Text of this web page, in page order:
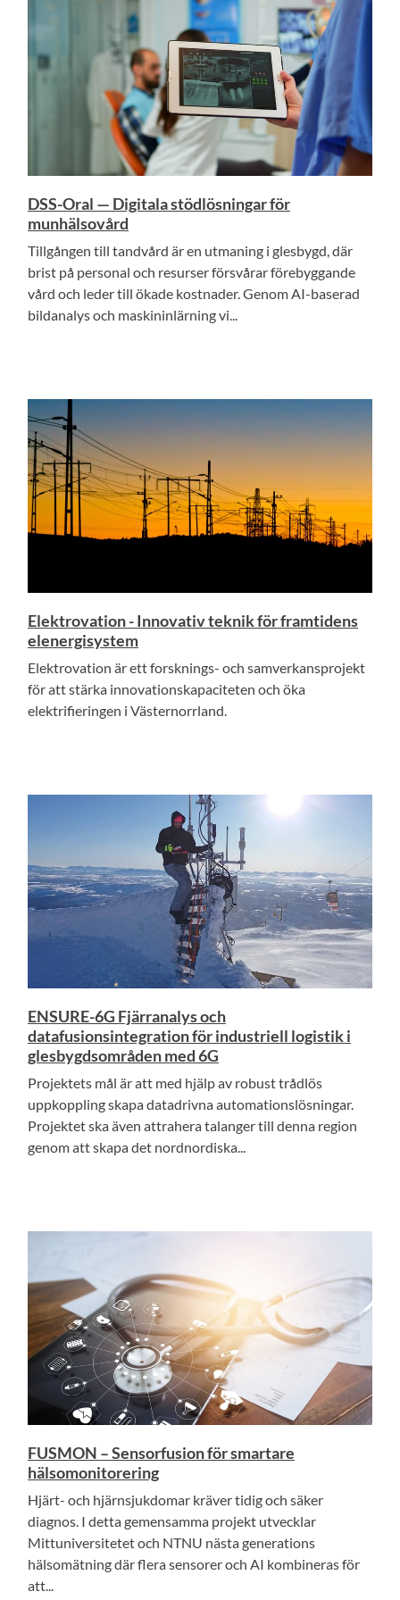
DSS-Oral — Digitala stödlösningar för
munhälsovård
Tillgången till tandvård är en utmaning i glesbygd, där
brist på personal och resurser försvårar förebyggande
vård och leder till ökade kostnader. Genom AI-baserad
bildanalys och maskininlärning vi...
Elektrovation - Innovativ teknik för framtidens
elenergisystem
Elektrovation är ett forsknings- och samverkansprojekt
för att stärka innovationskapaciteten och öka
elektrifieringen i Västernorrland.
ENSURE-6G Fjärranalys och
datafusionsintegration för industriell logistik i
glesbygdsområden med 6G
Projektets mål är att med hjälp av robust trådlös
uppkoppling skapa datadrivna automationslösningar.
Projektet ska även attrahera talanger till denna region
genom att skapa det nordnordiska...
FUSMON – Sensorfusion för smartare
hälsomonitorering
Hjärt- och hjärnsjukdomar kräver tidig och säker
diagnos. I detta gemensamma projekt utvecklar
Mittuniversitetet och NTNU nästa generations
hälsomätning där flera sensorer och AI kombineras för
att...